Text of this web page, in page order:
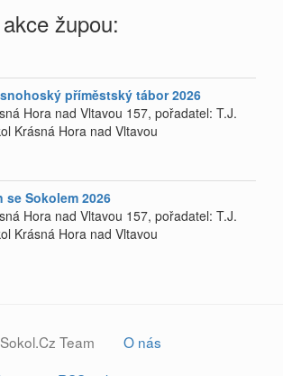
župou:
příměstský tábor 2026
Hora nad Vltavou 157, pořadatel: T.J.
Krásná Hora nad Vltavou
se Sokolem 2026
Hora nad Vltavou 157, pořadatel: T.J.
Krásná Hora nad Vltavou
Team
O nás